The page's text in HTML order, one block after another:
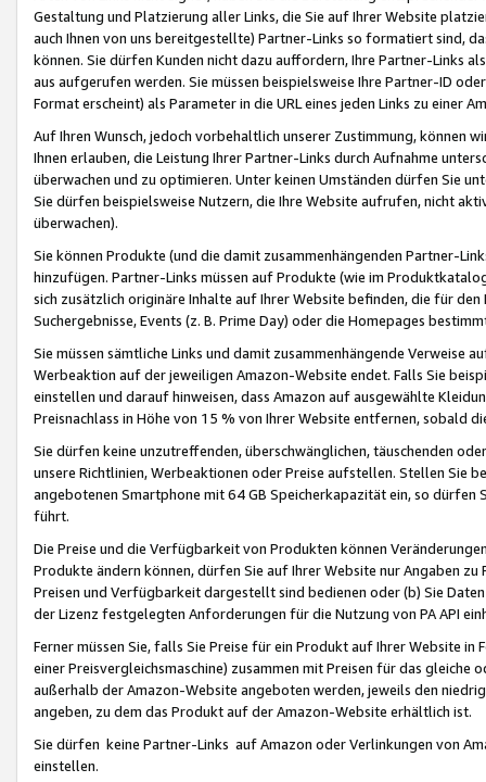
Gestaltung und Platzierung aller Links, die Sie auf Ihrer Website
auch Ihnen von uns bereitgestellte) Partner-Links so formatiert sind,
können. Sie dürfen Kunden nicht dazu auffordern, Ihre Partner-Links
aus aufgerufen werden. Sie müssen beispielsweise Ihre Partner-ID
Format erscheint) als Parameter in die URL eines jeden Links zu einer
Auf Ihren Wunsch, jedoch vorbehaltlich unserer Zustimmung, können
Ihnen erlauben, die Leistung Ihrer Partner-Links durch Aufnahme
überwachen und zu optimieren. Unter keinen Umständen dürfen Sie
Sie dürfen beispielsweise Nutzern, die Ihre Website aufrufen, nicht
überwachen).
Sie können Produkte (und die damit zusammenhängenden Partner-
hinzufügen. Partner-Links müssen auf Produkte (wie im
sich zusätzlich originäre Inhalte auf Ihrer Website befinden, die für
Suchergebnisse, Events (z. B. Prime Day) oder die Homepages
Sie müssen sämtliche Links und damit zusammenhängende
Werbeaktion auf der jeweiligen Amazon-Website endet. Falls Sie
einstellen und darauf hinweisen, dass Amazon auf ausgewählte
Preisnachlass in Höhe von 15 % von Ihrer Website entfernen, sobald
Sie dürfen keine unzutreffenden, überschwänglichen, täuschenden
unsere Richtlinien, Werbeaktionen oder Preise aufstellen. Stellen Sie
angebotenen Smartphone mit 64 GB Speicherkapazität ein, so dürfen
führt.
Die Preise und die Verfügbarkeit von Produkten können
Produkte ändern können, dürfen Sie auf Ihrer Website nur Angaben
Preisen und Verfügbarkeit dargestellt sind bedienen oder (b) Sie
der Lizenz festgelegten Anforderungen für die Nutzung von PA API
Ferner müssen Sie, falls Sie Preise für ein Produkt auf Ihrer Website
einer Preisvergleichsmaschine) zusammen mit Preisen für das
außerhalb der Amazon-Website angeboten werden, jeweils den
angeben, zu dem das Produkt auf der Amazon-Website erhältlich ist.
Sie dürfen keine Partner-Links auf Amazon oder Verlinkungen von
einstellen.